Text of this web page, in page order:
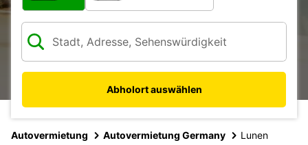
Abholort auswählen
Autovermietung Autovermietung Germany Lunen